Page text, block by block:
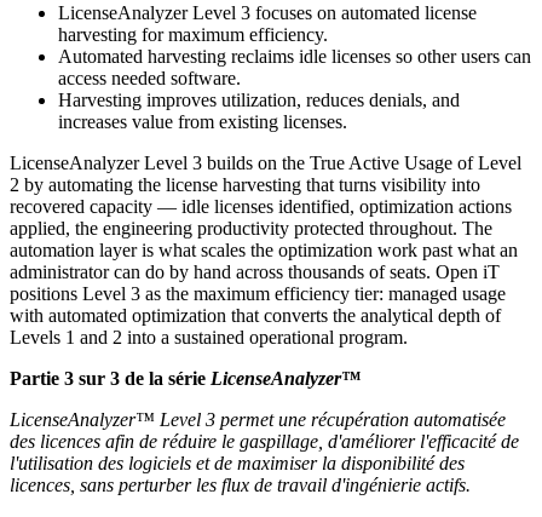
LicenseAnalyzer Level 3 focuses on automated license
harvesting for maximum efficiency.
Automated harvesting reclaims idle licenses so other users can
access needed software.
Harvesting improves utilization, reduces denials, and
increases value from existing licenses.
LicenseAnalyzer Level 3 builds on the True Active Usage of Level
2 by automating the license harvesting that turns visibility into
recovered capacity — idle licenses identified, optimization actions
applied, the engineering productivity protected throughout. The
automation layer is what scales the optimization work past what an
administrator can do by hand across thousands of seats. Open iT
positions Level 3 as the maximum efficiency tier: managed usage
with automated optimization that converts the analytical depth of
Levels 1 and 2 into a sustained operational program.
Partie 3 sur 3 de la série LicenseAnalyzer™
LicenseAnalyzer™ Level 3 permet une récupération automatisée
des licences afin de réduire le gaspillage, d'améliorer l'efficacité de
l'utilisation des logiciels et de maximiser la disponibilité des
licences, sans perturber les flux de travail d'ingénierie actifs.